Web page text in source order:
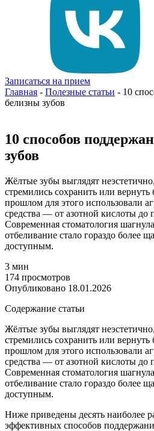
Записаться на прием
Главная - Полезные статьи - 10
белизны зубов
10 способов
зубов
Жёлтые зубы выглядят
стремились сохранить или
прошлом для этого использовали
средства — от азотной кислоты до
Современная стоматология
отбеливание стало гораздо более
доступным.
3 мин
174 просмотров
Опубликовано 18.01.2026
Содержание статьи
Жёлтые зубы выглядят
стремились сохранить или
прошлом для этого использовали
средства — от азотной кислоты до
Современная стоматология
отбеливание стало гораздо более
доступным.
Ниже приведены десять наиболее
эффективных способов